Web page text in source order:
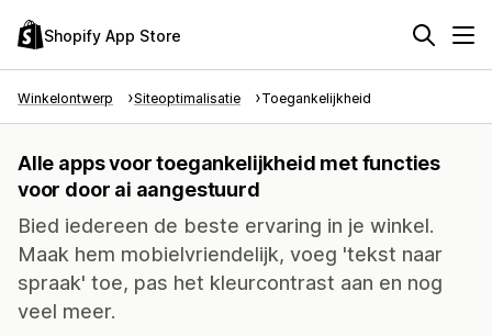
Shopify App Store
Winkelontwerp Siteoptimalisatie Toegankelijkheid
Alle apps voor toegankelijkheid met functies
voor door ai aangestuurd
Bied iedereen de beste ervaring in je winkel.
Maak hem mobielvriendelijk, voeg 'tekst naar
spraak' toe, pas het kleurcontrast aan en nog
veel meer.